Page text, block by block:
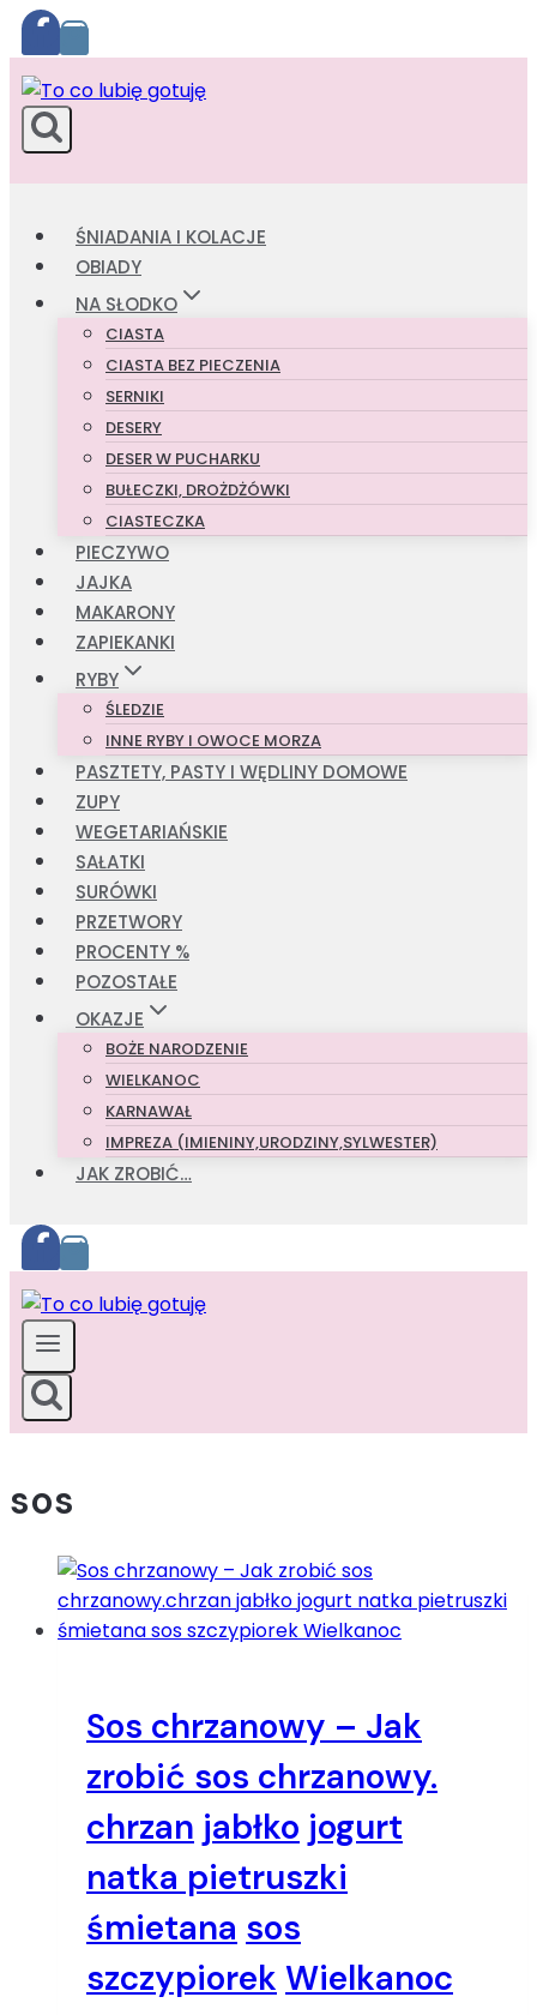
Przejdź
do
treści
ŚNIADANIA I KOLACJE
OBIADY
NA SŁODKO
CIASTA
CIASTA BEZ PIECZENIA
SERNIKI
DESERY
DESER W PUCHARKU
BUŁECZKI, DROŻDŻÓWKI
CIASTECZKA
PIECZYWO
JAJKA
MAKARONY
ZAPIEKANKI
RYBY
ŚLEDZIE
INNE RYBY I OWOCE MORZA
PASZTETY, PASTY I WĘDLINY DOMOWE
ZUPY
WEGETARIAŃSKIE
SAŁATKI
SURÓWKI
PRZETWORY
PROCENTY %
POZOSTAŁE
OKAZJE
BOŻE NARODZENIE
WIELKANOC
KARNAWAŁ
IMPREZA (IMIENINY,URODZINY,SYLWESTER)
JAK ZROBIĆ…
sos
Sos chrzanowy – Jak
zrobić sos chrzanowy.
chrzan jabłko jogurt
natka pietruszki
śmietana sos
szczypiorek Wielkanoc